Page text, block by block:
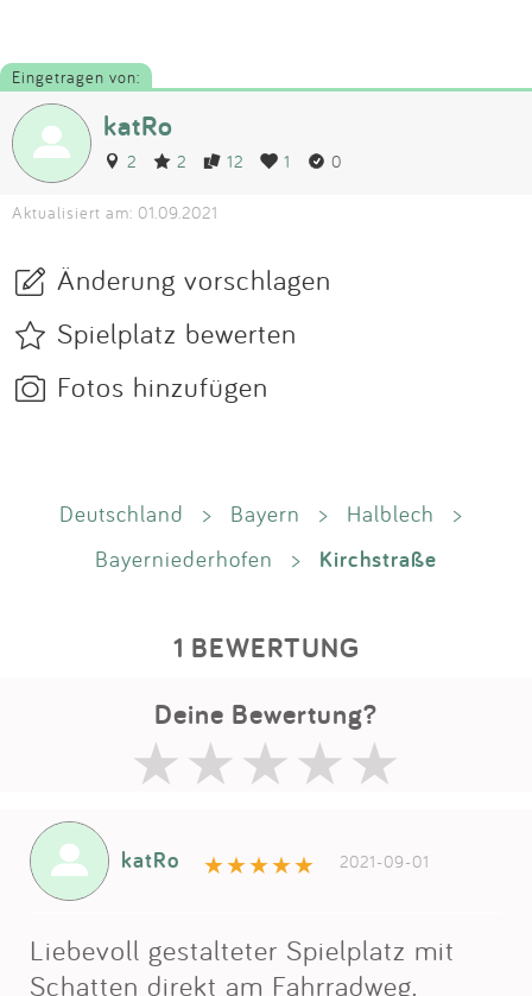
Eingetragen von:
katRo
2 2 12 1 0
Aktualisiert am: 01.09.2021
Änderung vorschlagen
Spielplatz bewerten
Fotos hinzufügen
Deutschland > Bayern > Halblech
>
Bayerniederhofen
> Kirchstraße
1 BEWERTUNG
Deine Bewertung?
katRo 2021-09-01
Liebevoll gestalteter Spielplatz mit
Schatten direkt am Fahrradweg.